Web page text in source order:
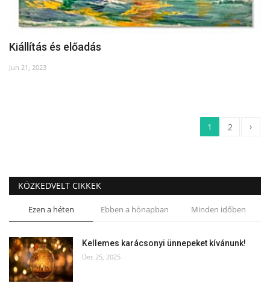
Kiállítás és előadás
Jun 21, 2023
1 2 ›
KÖZKEDVELT CIKKEK
Ezen a héten Ebben a hónapban Minden időben
Kellemes karácsonyi ünnepeket kívánunk!
Dec 25, 2025